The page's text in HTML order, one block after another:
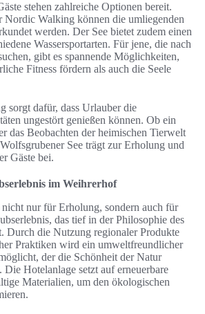
stehen zahlreiche Optionen bereit.
Nordic Walking können die umliegenden
werden. Der See bietet zudem einen
Wassersportarten. Für jene, die nach
gibt es spannende Möglichkeiten,
Fitness fördern als auch die Seele
sorgt dafür, dass Urlauber die
ungestört genießen können. Ob ein
das Beobachten der heimischen Tierwelt
See trägt zur Erholung und
Gäste bei.
im Weihrerhof
nur für Erholung, sondern auch für
das tief in der Philosophie des
Durch die Nutzung regionaler Produkte
Praktiken wird ein umweltfreundlicher
der die Schönheit der Natur
Die Hotelanlage setzt auf erneuerbare
Materialien, um den ökologischen